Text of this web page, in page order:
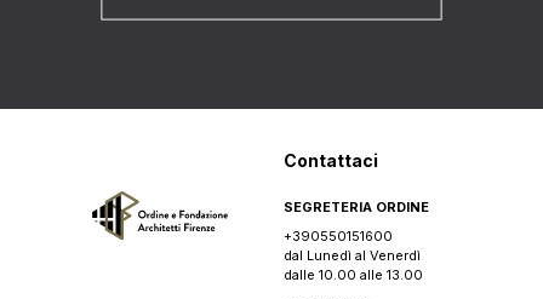
Contattaci
SEGRETERIA ORDINE
+390550151600
dal Lunedì al Venerdì
dalle 10.00 alle 13.00